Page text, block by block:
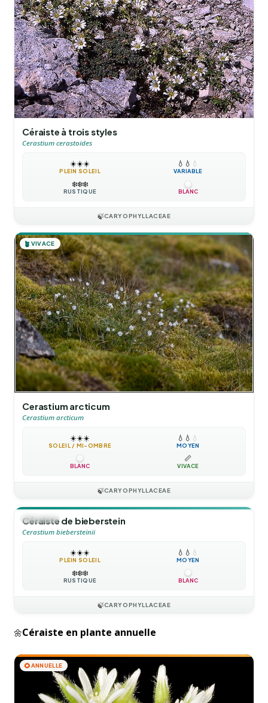
Céraiste à trois styles
Cerastium cerastoides
☀️☀️☀️
PLEIN SOLEIL
💧 💧 💧
VARIABLE
❄️❄️❄️
RUSTIQUE BLANC
🍃CARYOPHYLLACEAE
🪴 VIVACE
Cerastium arcticum
Cerastium arcticum
☀️☀️☀️
SOLEIL / MI-OMBRE
💧 💧 💧
MOYEN
BLANC
📏
VIVACE
🍃CARYOPHYLLACEAE
🪴VIVACE
Céraiste de bieberstein
Cerastium biebersteinii
☀️☀️☀️
PLEIN SOLEIL
💧 💧 💧
MOYEN
❄️❄️❄️
RUSTIQUE BLANC
🍃CARYOPHYLLACEAE
🌼Céraiste en plante annuelle
🌻ANNUELLE